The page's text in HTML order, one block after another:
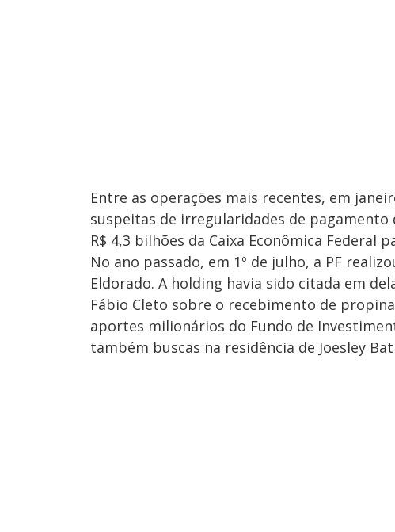
Entre as operações mais recentes, em
suspeitas de irregularidades de
R$ 4,3 bilhões da Caixa Econômica Federal
No ano passado, em 1º de julho, a PF
Eldorado. A holding havia sido citada em
Fábio Cleto sobre o recebimento de
aportes milionários do Fundo de
também buscas na residência de Joesley